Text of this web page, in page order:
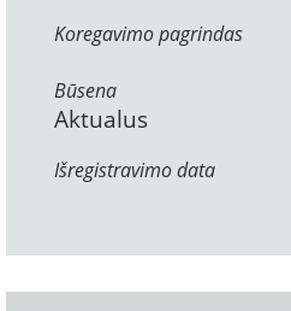
Koregavimo pagrindas
Būsena
Aktualus
Išregistravimo data